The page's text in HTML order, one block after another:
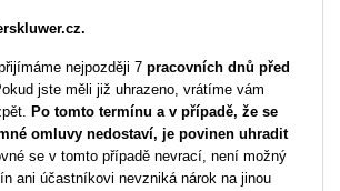
nejpozději 7 pracovních dnů před
jste měli již uhrazeno, vrátíme vám
Po tomto termínu a v případě, že se
omluvy nedostaví, je povinen uhradit
se v tomto případě nevrací, není možný
ani účastníkovi nevzniká nárok na jinou